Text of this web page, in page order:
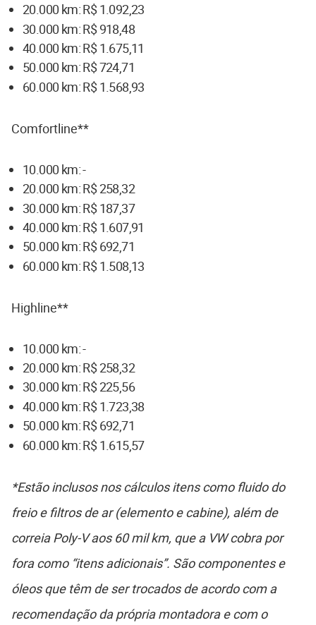
20.000 km: R$ 1.092,23
30.000 km: R$ 918,48
40.000 km: R$ 1.675,11
50.000 km: R$ 724,71
60.000 km: R$ 1.568,93
Comfortline**
10.000 km: -
20.000 km: R$ 258,32
30.000 km: R$ 187,37
40.000 km: R$ 1.607,91
50.000 km: R$ 692,71
60.000 km: R$ 1.508,13
Highline**
10.000 km: -
20.000 km: R$ 258,32
30.000 km: R$ 225,56
40.000 km: R$ 1.723,38
50.000 km: R$ 692,71
60.000 km: R$ 1.615,57
*Estão inclusos nos cálculos itens como fluido do
freio e filtros de ar (elemento e cabine), além de
correia Poly-V aos 60 mil km, que a VW cobra por
fora como “itens adicionais”. São componentes e
óleos que têm de ser trocados de acordo com a
recomendação da própria montadora e com o